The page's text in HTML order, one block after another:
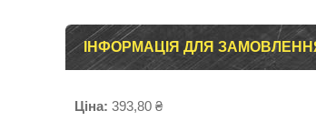
ІНФОРМАЦІЯ ДЛЯ
Ціна: 393,80 ₴